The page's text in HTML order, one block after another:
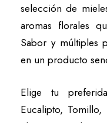
selección de
aromas florales
Sabor y múltiples
en un producto
Elige tu
Eucalipto, Tomillo,